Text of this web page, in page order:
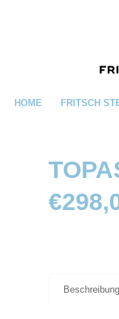
HOME FRITSCH
€
Beschreibung